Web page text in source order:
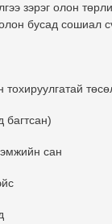
зэрэг олон
бусад сошиал
багтсан)
сан